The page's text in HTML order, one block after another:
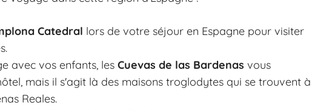
Catedral lors de votre séjour en Espagne pour visiter
avec vos enfants, les Cuevas de las Bardenas vous
mais il s'agit là des maisons troglodytes qui se trouvent à
Reales.